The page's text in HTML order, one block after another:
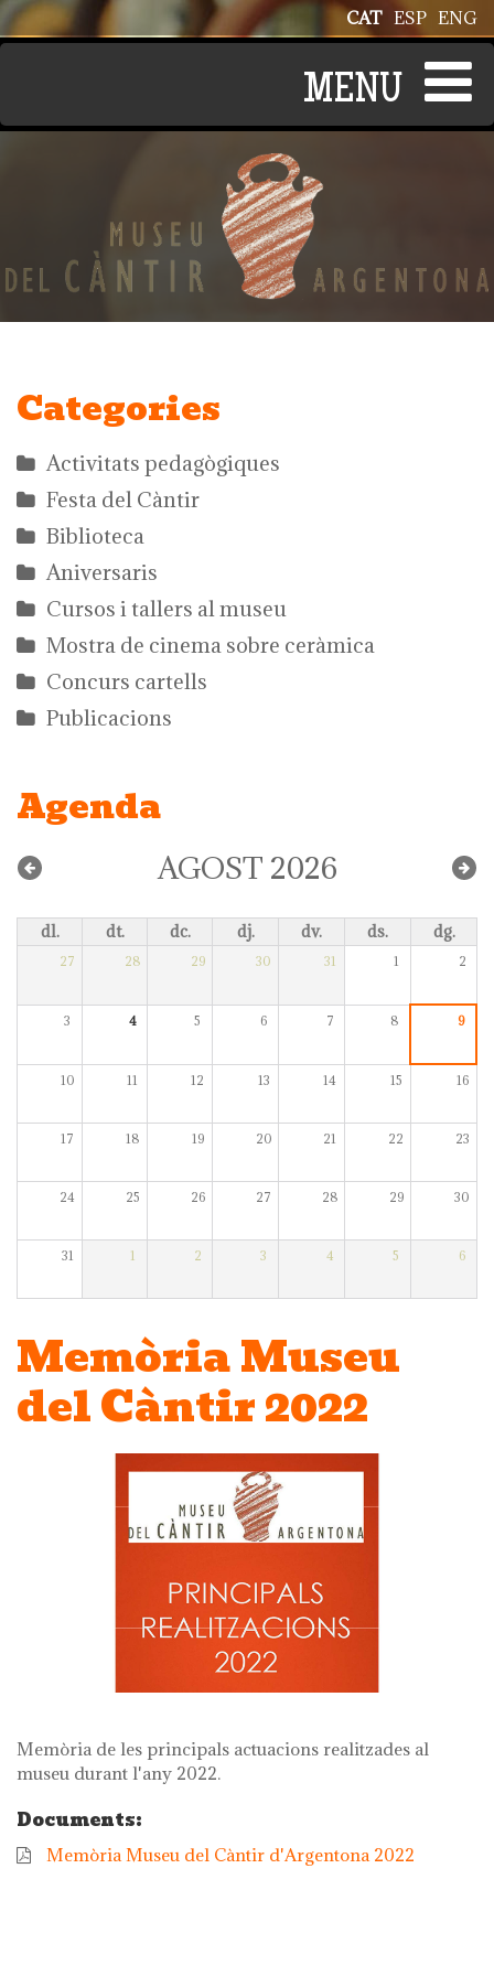
Vés al contingut ENG
ESP
CAT
Categories
Activitats pedagògiques
Festa del Càntir
Biblioteca
Aniversaris
Cursos i tallers al museu
Mostra de cinema sobre ceràmica
Concurs cartells
Publicacions
Agenda
AGOST 2026
dl. dt. dc. dj. dv. ds. dg.
27 28 29 30 31 1 2
3 4 5 6 7 8 9
10 11 12 13 14 15 16
17 18 19 20 21 22 23
24 25 26 27 28 29 30
31 1 2 3 4 5 6
Memòria Museu
del Càntir 2022
Memòria de les principals actuacions realitzades al
museu durant l'any 2022.
Documents:
Memòria Museu del Càntir d'Argentona 2022